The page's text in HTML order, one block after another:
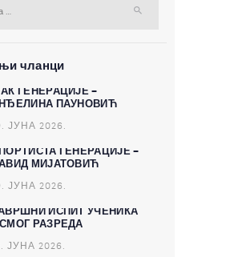
чланци
ГЕНЕРАЦИЈЕ –
ПАУНОВИЋ
ЈУНА 2026.
ГЕНЕРАЦИЈЕ –
МИЈАТОВИЋ
ЈУНА 2026.
ИСПИТ УЧЕНИКА
РАЗРЕДА
ЈУНА 2026.